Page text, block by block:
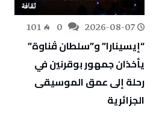
ثقافة
2026-08-07
101
“إيسينارا” و”سلطان ڤناوة”
يأخذان جمهور بوقرنين في
رحلة إلى عمق الموسيقى
الجزائرية